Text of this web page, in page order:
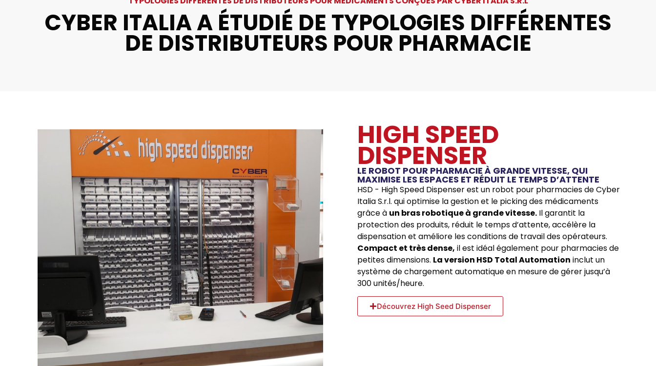
CYBER ITALIA A ÉTUDIÉ DE TYPOLOGIES DIFFÉRENTES
DE DISTRIBUTEURS POUR PHARMACIE
HIGH SPEED
DISPENSER
LE ROBOT POUR PHARMACIE À GRANDE VITESSE, QUI
MAXIMISE LES ESPACES ET RÉDUIT LE TEMPS D’ATTENTE
HSD - High Speed Dispenser est un robot pour pharmacies de Cyber
Italia S.r.l. qui optimise la gestion et le picking des médicaments
grâce à un bras robotique à grande vitesse. Il garantit la
protection des produits, réduit le temps d’attente, accélère la
dispensation et améliore les conditions de travail des opérateurs.
Compact et très dense, il est idéal également pour pharmacies de
petites dimensions. La version HSD Total Automation inclut un
système de chargement automatique en mesure de gérer jusqu’à
300 unités/heure.
Découvrez High Seed Dispenser